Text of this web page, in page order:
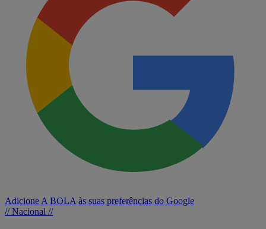
Adicione A BOLA às suas preferências do Google
// Nacional //